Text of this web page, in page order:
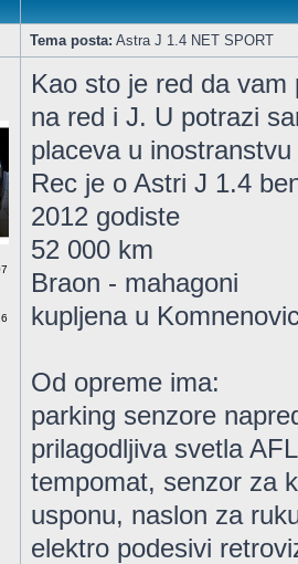
Tema posta: Astra J 1.4 NET SPORT
Kao sto je red da
na red i J. U potrazi
placeva u
Rec je o Astri J 1.4
2012 godiste
52 000 km
Braon - mahagoni
kupljena u
Od opreme ima:
parking senzore
prilagodljiva svetla
tempomat, senzor za
usponu, naslon za
elektro podesivi